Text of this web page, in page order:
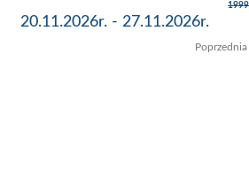
20.11.2026r. - 27.11.2026r.
1999
Poprzednia